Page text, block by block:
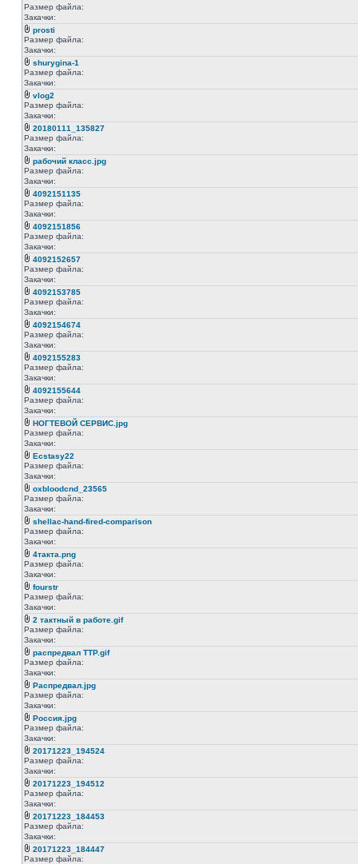
Размер файла:
Закачки:
prosti
Размер файла:
Закачки:
shurygina-1
Размер файла:
Закачки:
vlog2
Размер файла:
Закачки:
20180111_135827
Размер файла:
Закачки:
рабочий класс.jpg
Размер файла:
Закачки:
4092151135
Размер файла:
Закачки:
4092151856
Размер файла:
Закачки:
4092152657
Размер файла:
Закачки:
4092153785
Размер файла:
Закачки:
4092154674
Размер файла:
Закачки:
4092155283
Размер файла:
Закачки:
4092155644
Размер файла:
Закачки:
НОГТЕВОЙ СЕРВИС.jpg
Размер файла:
Закачки:
Ecstasy22
Размер файла:
Закачки:
oxbloodcnd_23565
Размер файла:
Закачки:
shellac-hand-fired-comparison
Размер файла:
Закачки:
4такта.png
Размер файла:
Закачки:
fourstr
Размер файла:
Закачки:
2 тактный в работе.gif
Размер файла:
Закачки:
распредвал ТТР.gif
Размер файла:
Закачки:
Распредвал.jpg
Размер файла:
Закачки:
Россия.jpg
Размер файла:
Закачки:
20171223_194524
Размер файла:
Закачки:
20171223_194512
Размер файла:
Закачки:
20171223_184453
Размер файла:
Закачки:
20171223_184447
Размер файла: